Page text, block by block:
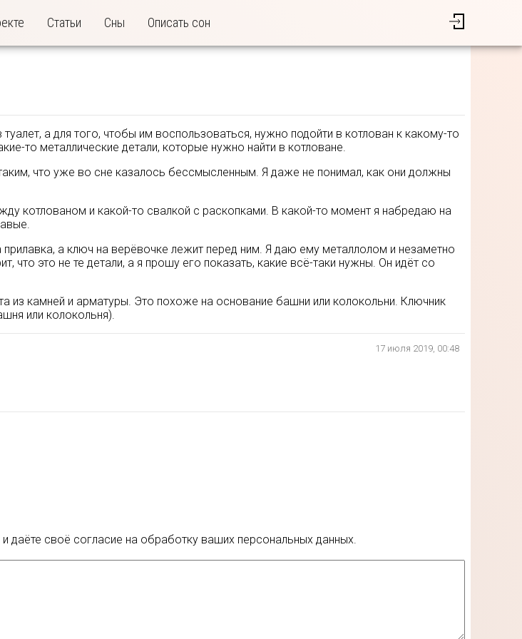
Статьи Сны Описать сон
а для того, чтобы им воспользоваться, нужно подойти в котлован к какому-то
то металлические детали, которые нужно найти в котловане.
что уже во сне казалось бессмысленным. Я даже не понимал, как они должны
котлованом и какой-то свалкой с раскопками. В какой-то момент я набредаю на
а ключ на верёвочке лежит перед ним. Я даю ему металлолом и незаметно
что это не те детали, а я прошу его показать, какие всё-таки нужны. Он идёт со
камней и арматуры. Это похоже на основание башни или колокольни. Ключник
или колокольня).
17 июля 2019, 00:48
даёте своё согласие на обработку ваших персональных данных.